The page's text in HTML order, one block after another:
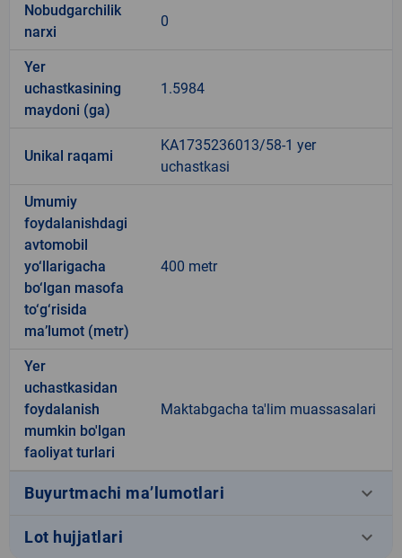
Nobudgarchilik
narxi
0
Yer
uchastkasining
maydoni (ga)
1.5984
Unikal raqami
KA1735236013/58-1 yer
uchastkasi
Umumiy
foydalanishdagi
avtomobil
yo‘llarigacha
bo‘lgan masofa
to‘g‘risida
ma’lumot (metr)
400 metr
Yer
uchastkasidan
foydalanish
mumkin bo'lgan
faoliyat turlari
Maktabgacha ta'lim muassasalari
Buyurtmachi ma’lumotlari keyboard_arrow_down
Lot hujjatlari keyboard_arrow_down